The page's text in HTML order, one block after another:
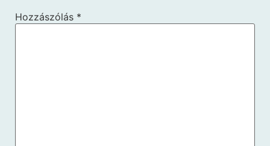
Hozzászólás *